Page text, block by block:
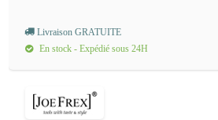
Livraison GRATUITE
En stock - Expédié sous 24H